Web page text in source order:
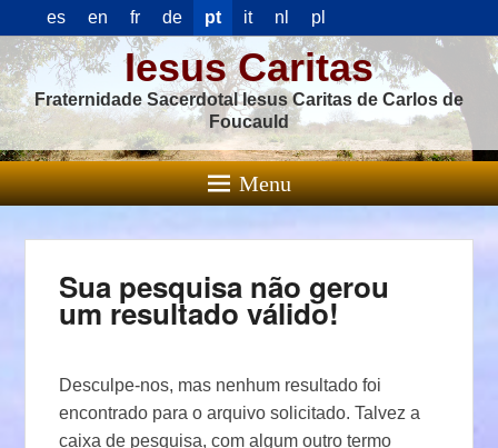
es en fr de pt it nl pl
Iesus Caritas
Fraternidade Sacerdotal Iesus Caritas de Carlos de
Foucauld
Menu
Sua pesquisa não gerou
um resultado válido!
Desculpe-nos, mas nenhum resultado foi
encontrado para o arquivo solicitado. Talvez a
caixa de pesquisa, com algum outro termo